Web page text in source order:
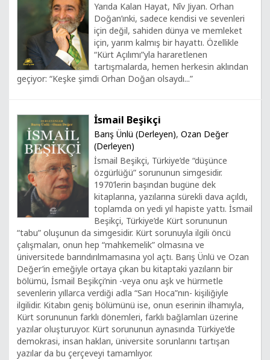
Yarıda Kalan Hayat, Nîv Jiyan. Orhan
Doğan’ınki, sadece kendisi ve sevenleri
için değil, sahiden dünya ve memleket
için, yarım kalmış bir hayattı. Özellikle
“Kürt Açılımı”yla hararetlenen
tartışmalarda, hemen herkesin aklından
geçiyor: “Keşke şimdi Orhan Doğan olsaydı...”
İsmail Beşikçi
Barış Ünlü (Derleyen), Ozan Değer
(Derleyen)
İsmail Beşikçi, Türkiye’de “düşünce
özgürlüğü” sorununun simgesidir.
1970’lerin başından bugüne dek
kitaplarına, yazılarına sürekli dava açıldı,
toplamda on yedi yıl hapiste yattı. İsmail
Beşikçi, Türkiye’de Kürt sorununun
“tabu” oluşunun da simgesidir. Kürt sorunuyla ilgili öncü
çalışmaları, onun hep “mahkemelik” olmasına ve
üniversitede barındırılmamasına yol açtı. Barış Ünlü ve Ozan
Değer’in emeğiyle ortaya çıkan bu kitaptaki yazıların bir
bölümü, İsmail Beşikçi’nin -veya onu aşk ve hürmetle
sevenlerin yıllarca verdiği adla “Sarı Hoca”nın- kişiliğiyle
ilgilidir. Kitabın geniş bölümünü ise, onun eserinin ilhamıyla,
Kürt sorununun farklı dönemleri, farklı bağlamları üzerine
yazılar oluşturuyor. Kürt sorununun aynasında Türkiye’de
demokrasi, insan hakları, üniversite sorunlarını tartışan
yazılar da bu çerçeveyi tamamlıyor.